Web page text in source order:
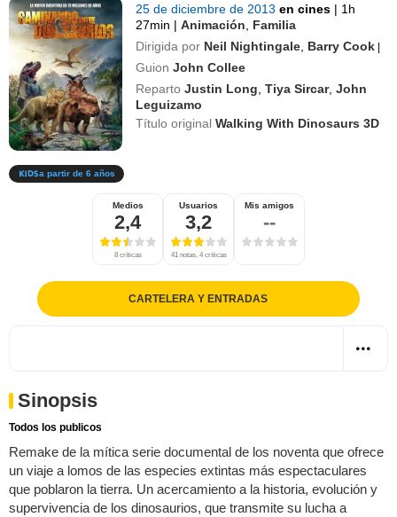
25 de diciembre de 2013en cines | 1h
27min | Animación
Familia
Dirigida por Neil Nightingale Barry Cook |
Guion John Collee
Reparto Justin Long ,Tiya Sircar,John
Leguizamo
Título originalWalking With Dinosaurs 3D
a partir de 6 años
Medios
2,4
8 críticas
Usuarios
3,2
41 notas, 4 críticas
Mis amigos
--
CARTELERA Y ENTRADAS
Sinopsis
Todos los publicos
Remake de la mítica serie documental de los noventa que ofrece
un viaje a lomos de las especies extintas más espectaculares
que poblaron la tierra. Un acercamiento a la historia, evolución y
supervivencia de los dinosaurios, que transmite su lucha a